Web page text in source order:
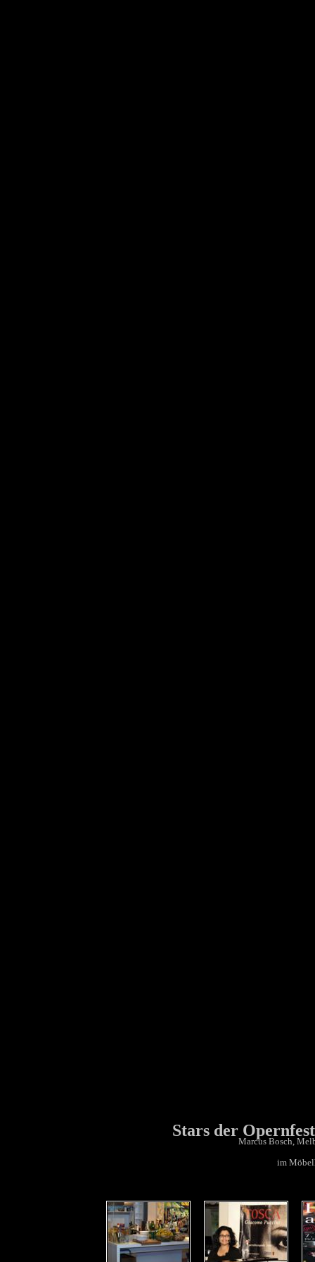
Stars der
Marcus Bosch,
im